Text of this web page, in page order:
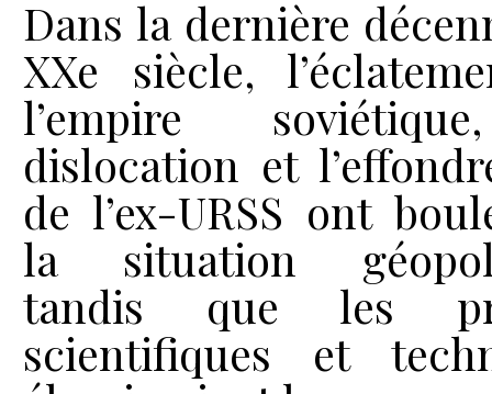
Dans la dernière
XXe siècle,
l’empire
dislocation et
de l’ex-URSS ont
la situation
tandis que les
scientifiques et